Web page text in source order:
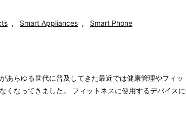
, Smart Appliances , Smart Phone
あらゆる世代に普及してきた最近では健康管理やフィ
くなってきました。 フィットネスに使用するデバイス